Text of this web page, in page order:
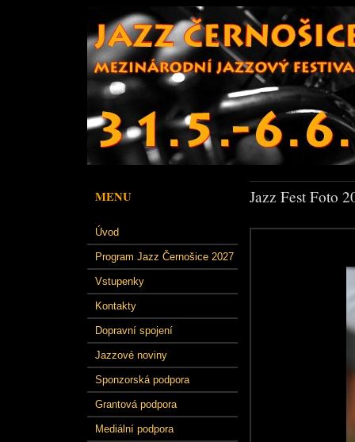
MENU
Úvod
Program Jazz Černošice 2027
Vstupenky
Kontakty
Dopravní spojení
Jazzové noviny
Sponzorská podpora
Grantová podpora
Mediální podpora
Jazz Fest Foto